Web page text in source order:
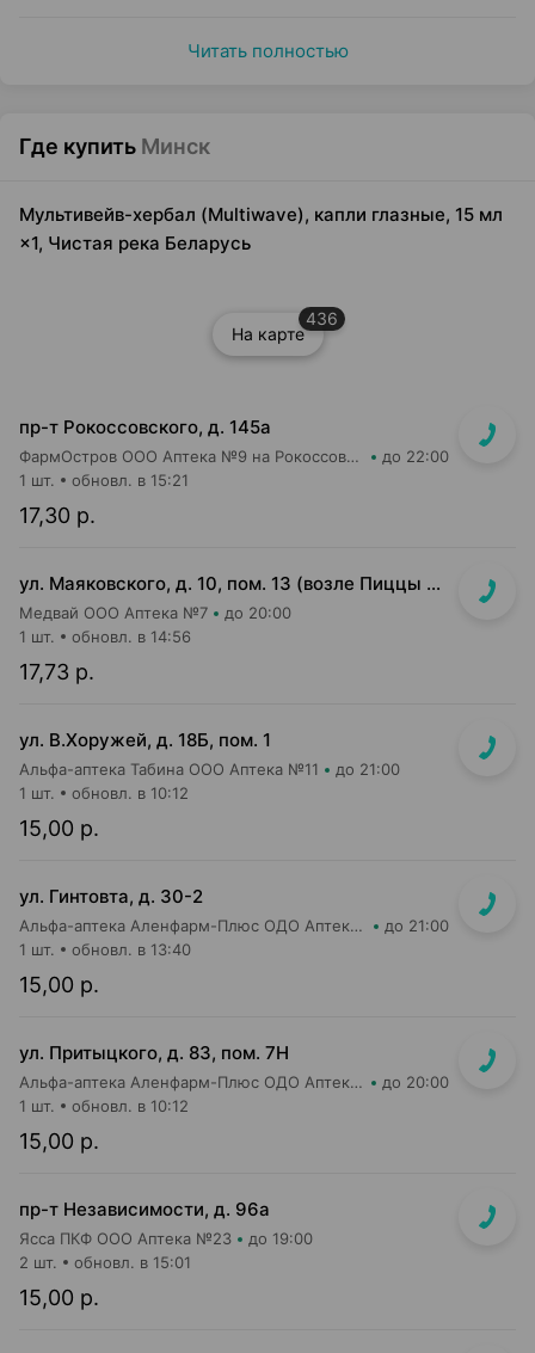
Читать полностью
Где купить Минск
Мультивейв-хербал (Multiwave), капли глазные, 15 мл
×1, Чистая река Беларусь
На карте
436
пр-т Рокоссовского, д. 145а
ФармОстров ООО Аптека №9 на Рокоссовского до 22:00
17,30 р.
1 шт. обновл. в 15:21
ул. Маяковского, д. 10, пом. 13 (возле Пиццы Мании)
Медвай ООО Аптека №7 до 20:00
17,73 р.
1 шт. обновл. в 14:56
ул. В.Хоружей, д. 18Б, пом. 1
Альфа-аптека Табина ООО Аптека №11 до 21:00
15,00 р.
1 шт. обновл. в 10:12
ул. Гинтовта, д. 30-2
Альфа-аптека Аленфарм-Плюс ОДО Аптека №16 до 21:00
15,00 р.
1 шт. обновл. в 13:40
ул. Притыцкого, д. 83, пом. 7Н
Альфа-аптека Аленфарм-Плюс ОДО Аптека №14 до 20:00
15,00 р.
1 шт. обновл. в 10:12
пр-т Независимости, д. 96а
Ясса ПКФ ООО Аптека №23 до 19:00
15,00 р.
2 шт. обновл. в 15:01